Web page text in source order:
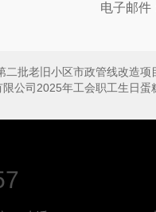
电子邮件
二批老旧小区市政管线改造
公司2025年工会职工生日蛋